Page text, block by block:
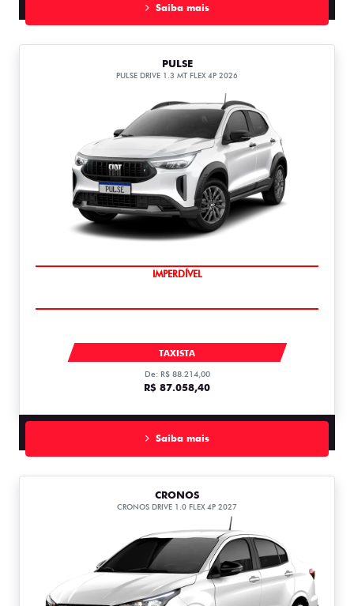
Saiba mais
PULSE
PULSE DRIVE 1.3 MT FLEX 4P 2026
IMPERDÍVEL
TAXISTA
De: R$ 88.214,00
R$ 87.058,40
Saiba mais
CRONOS
CRONOS DRIVE 1.0 FLEX 4P 2027